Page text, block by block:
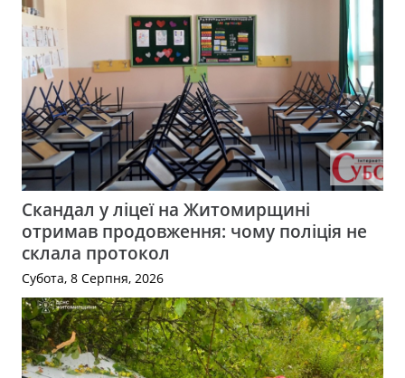
Скандал у ліцеї на Житомирщині
отримав продовження: чому поліція не
склала протокол
Субота, 8 Серпня, 2026